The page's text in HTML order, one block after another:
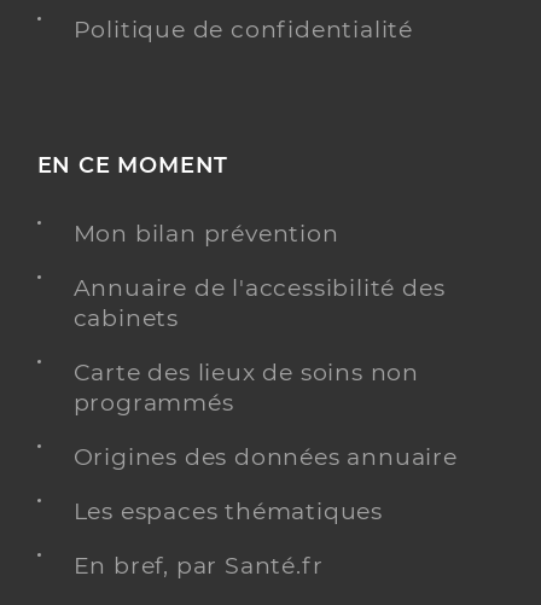
Politique de confidentialité
EN CE MOMENT
Mon bilan prévention
Annuaire de l'accessibilité des
cabinets
Carte des lieux de soins non
programmés
Origines des données annuaire
Les espaces thématiques
En bref, par Santé.fr